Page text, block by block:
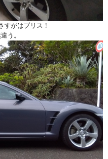
すがはブリス！
う。